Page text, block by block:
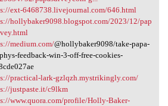
ext-6468738.livejournal.com/646.html
hollybaker9098.blogspot.com/2023/12/pap
medium.com/@hollybaker9098/take-papa-
feedback-win-3-off-free-cookies-
practical-lark-gzlqzh.mystrikingly.com/
justpaste.it/c9lkm
www.quora.com/profile/Holly-Baker-